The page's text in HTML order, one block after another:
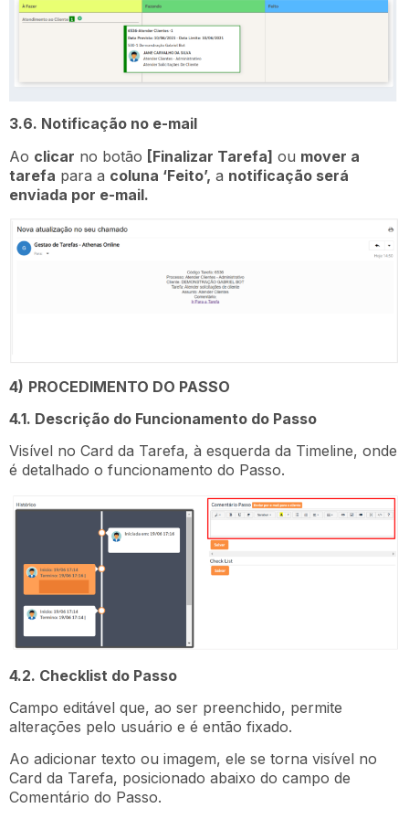
3.6. Notificação no e-mail
Ao clicar no botão [Finalizar Tarefa] ou mover a
tarefa para a coluna ‘Feito’, a notificação será
enviada por e-mail.
4) PROCEDIMENTO DO PASSO
4.1. Descrição do Funcionamento do Passo
Visível no Card da Tarefa, à esquerda da Timeline, onde
é detalhado o funcionamento do Passo.
4.2. Checklist do Passo
Campo editável que, ao ser preenchido, permite
alterações pelo usuário e é então fixado.
Ao adicionar texto ou imagem, ele se torna visível no
Card da Tarefa, posicionado abaixo do campo de
Comentário do Passo.